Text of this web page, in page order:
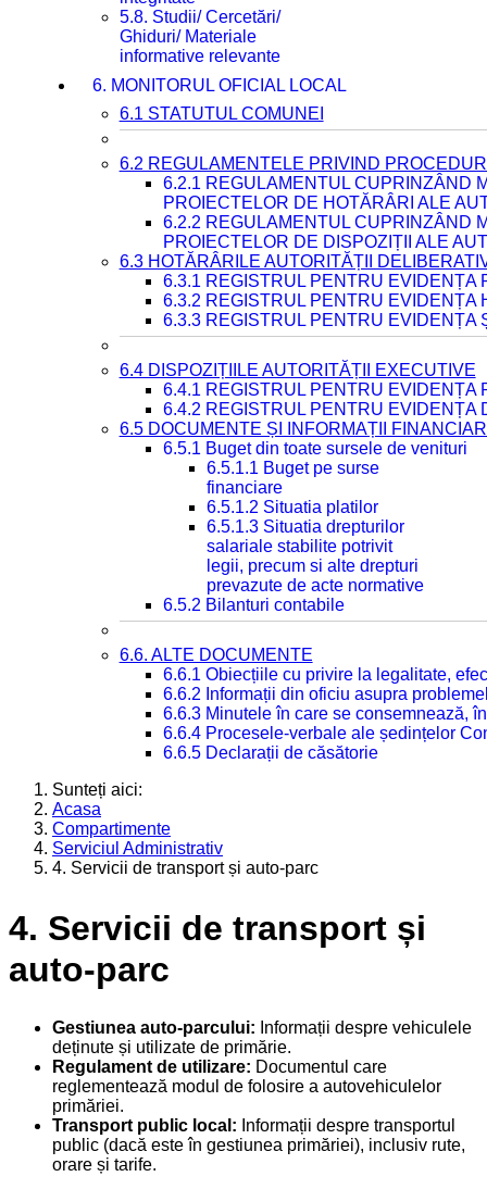
5.8. Studii/ Cercetări/
Ghiduri/ Materiale
informative relevante
6. MONITORUL OFICIAL LOCAL
6.1 STATUTUL COMUNEI
6.2 REGULAMENTELE PRIVIND
6.2.1 REGULAMENTUL CUPRINZÂND
PROIECTELOR DE HOTĂRÂRI ALE
6.2.2 REGULAMENTUL CUPRINZÂND
PROIECTELOR DE DISPOZIȚII ALE
6.3 HOTĂRÂRILE AUTORITĂȚII
6.3.1 REGISTRUL PENTRU EVIDENȚA
6.3.2 REGISTRUL PENTRU EVIDENȚA
6.3.3 REGISTRUL PENTRU EVIDENȚA
6.4 DISPOZIȚIILE AUTORITĂȚII EXECUTIVE
6.4.1 REGISTRUL PENTRU EVIDENȚA
6.4.2 REGISTRUL PENTRU EVIDENȚA
6.5 DOCUMENTE ȘI INFORMAȚII
6.5.1 Buget din toate sursele de venituri
6.5.1.1 Buget pe surse
financiare
6.5.1.2 Situatia platilor
6.5.1.3 Situatia drepturilor
salariale stabilite potrivit
legii, precum si alte drepturi
prevazute de acte normative
6.5.2 Bilanturi contabile
6.6. ALTE DOCUMENTE
6.6.1 Obiecțiile cu privire la legalitate,
6.6.2 Informații din oficiu asupra
6.6.3 Minutele în care se consemnează,
6.6.4 Procesele-verbale ale ședințelor
6.6.5 Declarații de căsătorie
Sunteți aici:
Acasa
Compartimente
Serviciul Administrativ
4. Servicii de transport și auto-parc
4. Servicii de transport și
auto-parc
Gestiunea auto-parcului: Informații despre vehiculele
deținute și utilizate de primărie.
Regulament de utilizare: Documentul care
reglementează modul de folosire a autovehiculelor
primăriei.
Transport public local: Informații despre transportul
public (dacă este în gestiunea primăriei), inclusiv rute,
orare și tarife.